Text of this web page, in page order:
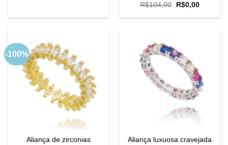
R$104,00
O
original
R$0,00O
atual
-100%
Aliança de zirconias
Aliança luxuosa cravejada